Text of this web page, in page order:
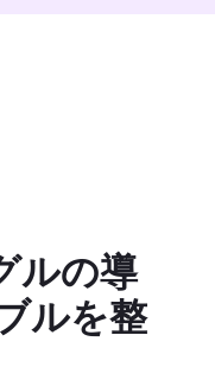
ルの導
ルを整